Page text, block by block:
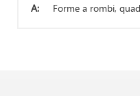
A:
Forme a rombi,